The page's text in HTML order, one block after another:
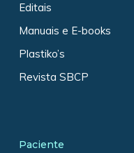
Editais
Manuais e E-books
Plastiko’s
Revista SBCP
Paciente